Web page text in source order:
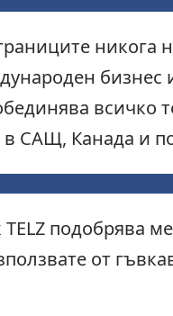
никога
бизнес
всичко
САЩ, Канада и
подобрява
от